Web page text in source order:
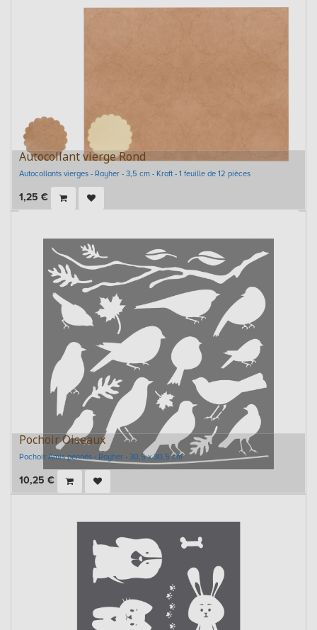
Autocollant vierge Rond
Autocollants vierges - Rayher - 3,5 cm - Kraft - 1 feuille de 12 pièces
1,25 €
Pochoir Oiseaux
Pochoir Amis pennés - Rayher - 30,5 x 30,5 cm
10,25 €